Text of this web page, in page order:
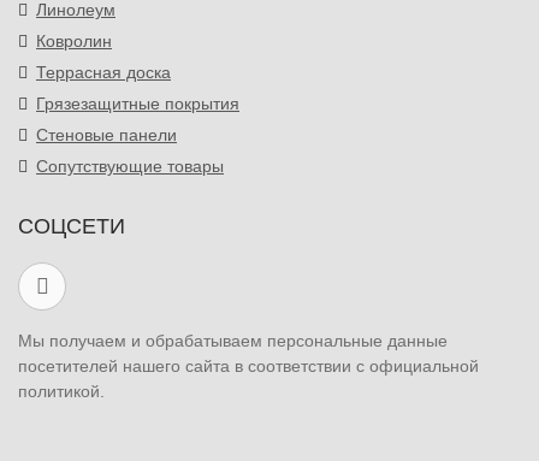
Линолеум
Ковролин
Террасная доска
Грязезащитные покрытия
Стеновые панели
Сопутствующие товары
СОЦСЕТИ
Мы получаем и обрабатываем персональные данные
посетителей нашего сайта в соответствии с официальной
политикой.